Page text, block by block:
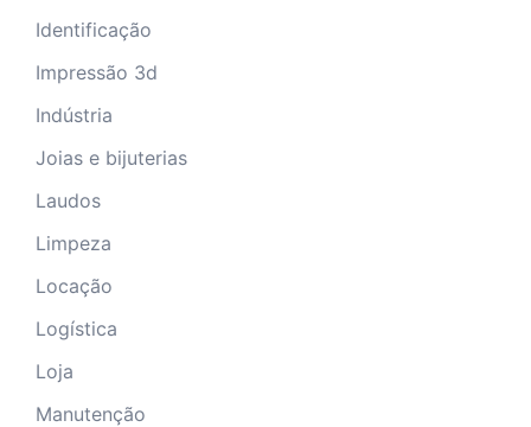
Identificação
Impressão 3d
Indústria
Joias e bijuterias
Laudos
Limpeza
Locação
Logística
Loja
Manutenção